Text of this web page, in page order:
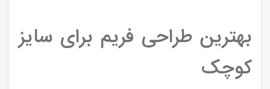
بهترین طراحی فریم برای سایز
کوچک